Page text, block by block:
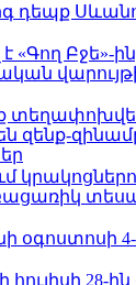
դեպք
«Գող Բջե»-
զենք-
օգոստոսի
հուլիսի 28-